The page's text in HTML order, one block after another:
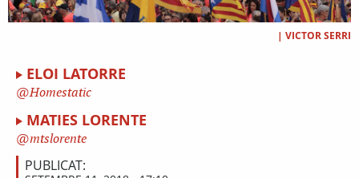
| VICTOR SERRI
ELOI LATORRE
Homestatic
MATIES LORENTE
mtslorente
PUBLICAT: